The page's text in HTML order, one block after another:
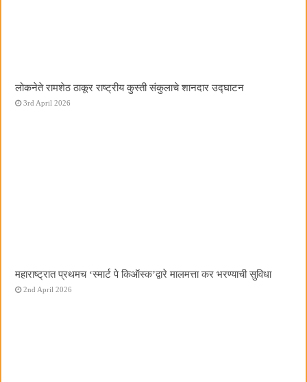
लोकनेते रामशेठ ठाकूर राष्ट्रीय कुस्ती संकुलाचे शानदार उद्घाटन
3rd April 2026
महाराष्ट्रात प्रथमच ‌‘स्मार्ट पे किऑस्क‌’द्वारे मालमत्ता कर भरण्याची सुविधा
2nd April 2026